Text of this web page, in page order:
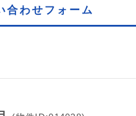
合わせフォーム